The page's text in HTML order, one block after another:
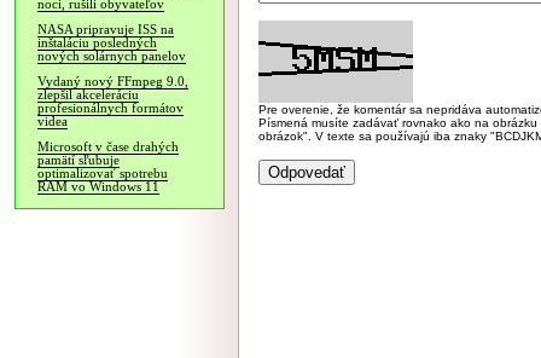
noci, rušili obyvateľov
NASA pripravuje ISS na
inštaláciu posledných
nových solárnych panelov
Vydaný nový FFmpeg 9.0,
zlepšil akceleráciu
profesionálnych formátov
videa
Microsoft v čase drahých
pamätí sľubuje
optimalizovať spotrebu
RAM vo Windows 11
Pre overenie, že komentár sa nepridáva
Písmená musíte zadávať rovnako ako na
obrázok". V texte sa používajú iba znaky